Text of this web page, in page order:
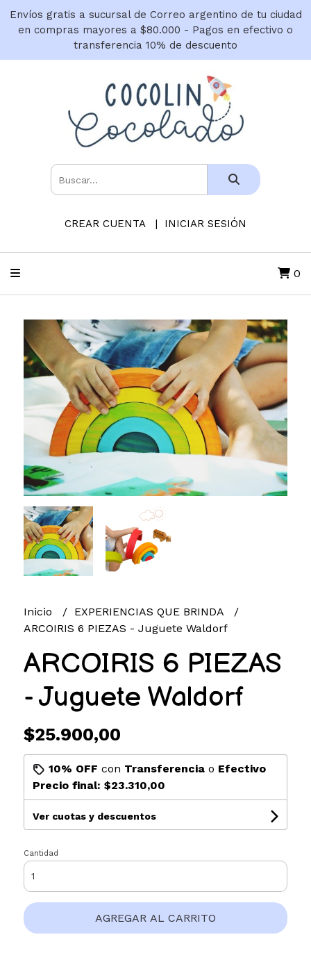
Envíos gratis a sucursal de Correo argentino de tu ciudad
en compras mayores a $80.000 - Pagos en efectivo o
transferencia 10% de descuento
CREAR CUENTA INICIAR SESIÓN
0
Inicio
EXPERIENCIAS QUE BRINDA
ARCOIRIS 6 PIEZAS - Juguete Waldorf
ARCOIRIS 6 PIEZAS
- Juguete Waldorf
$25.900,00
10% OFF con Transferenciao Efectivo
Precio final: $23.310,00
Ver cuotas y descuentos
Cantidad
AGREGAR AL CARRITO